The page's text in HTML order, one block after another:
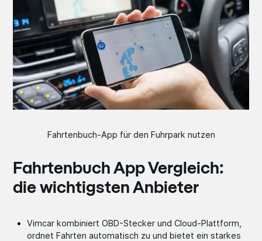
Fahrtenbuch-App für den Fuhrpark nutzen
Fahrtenbuch App Vergleich:
die wichtigsten Anbieter
Vimcar kombiniert OBD-Stecker und Cloud-Plattform,
ordnet Fahrten automatisch zu und bietet ein starkes